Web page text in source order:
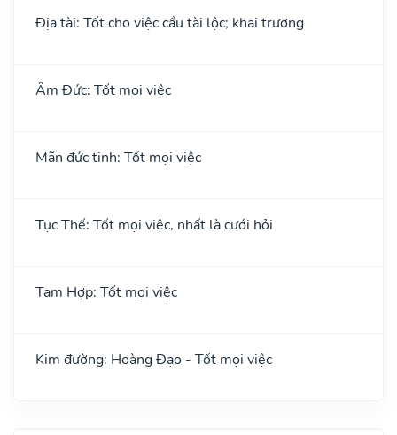
Địa tài: Tốt cho việc cầu tài lộc; khai trương
Âm Đức: Tốt mọi việc
Mãn đức tinh: Tốt mọi việc
Tục Thế: Tốt mọi việc, nhất là cưới hỏi
Tam Hợp: Tốt mọi việc
Kim đường: Hoàng Đạo - Tốt mọi việc